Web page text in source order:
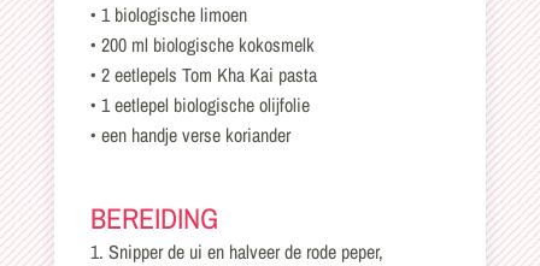
• 1 biologische limoen
• 200 ml biologische kokosmelk
• 2 eetlepels Tom Kha Kai pasta
• 1 eetlepel biologische olijfolie
• een handje verse koriander
BEREIDING
1. Snipper de ui en halveer de rode peper,